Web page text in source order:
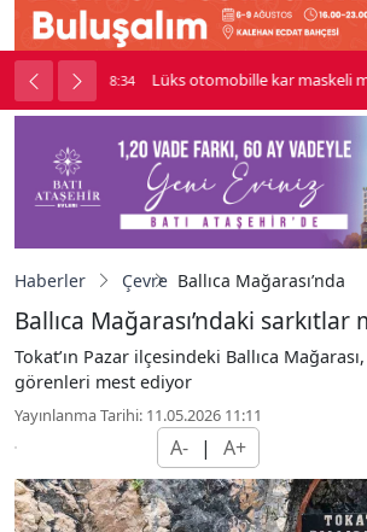
soygun 18:34 Kadınhanı'nda çok sayıda
Haberler Çevre Ballıca
Ballıca Mağarası’ndaki
Tokat’ın Pazar ilçesindeki Ballıca
görenleri mest ediyor
Yayınlanma Tarihi: 11.05.2026 11:11
A- | A+